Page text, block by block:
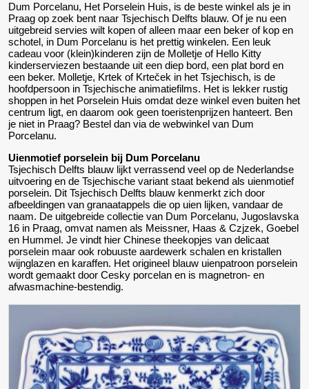
Dum Porcelanu, Het Porselein Huis, is de beste winkel als je in
Praag op zoek bent naar Tsjechisch Delfts blauw. Of je nu een
uitgebreid servies wilt kopen of alleen maar een beker of kop en
schotel, in Dum Porcelanu is het prettig winkelen. Een leuk
cadeau voor (klein)kinderen zijn de Molletje of Hello Kitty
kinderserviezen bestaande uit een diep bord, een plat bord en
een beker. Molletje, Krtek of Krteček in het Tsjechisch, is de
hoofdpersoon in Tsjechische animatiefilms. Het is lekker rustig
shoppen in het Porselein Huis omdat deze winkel even buiten het
centrum ligt, en daarom ook geen toeristenprijzen hanteert. Ben
je niet in Praag? Bestel dan via de webwinkel van Dum
Porcelanu.
Uienmotief porselein bij Dum Porcelanu
Tsjechisch Delfts blauw lijkt verrassend veel op de Nederlandse
uitvoering en de Tsjechische variant staat bekend als uienmotief
porselein. Dit Tsjechisch Delfts blauw kenmerkt zich door
afbeeldingen van granaatappels die op uien lijken, vandaar de
naam. De uitgebreide collectie van Dum Porcelanu, Jugoslavska
16 in Praag, omvat namen als Meissner, Haas & Czjzek, Goebel
en Hummel. Je vindt hier Chinese theekopjes van delicaat
porselein maar ook robuuste aardewerk schalen en kristallen
wijnglazen en karaffen. Het origineel blauw uienpatroon porselein
wordt gemaakt door Cesky porcelan en is magnetron- en
afwasmachine-bestendig.